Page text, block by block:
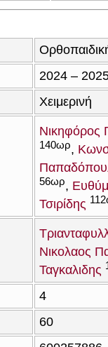
2024 –
Χειμερινή
Νικηφόρος
140ωρ
56ωρ
Τσιρίδης
Νικολαος
Ταγκαλιδης
4
60